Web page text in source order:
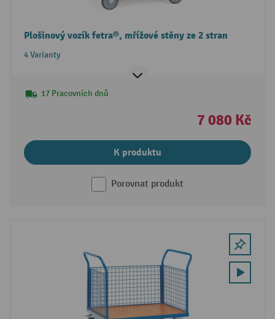
Plošinový vozík fetra®, mřížové stěny ze 2 stran
4 Varianty
17 Pracovních dnů
7 080 Kč
K produktu
Porovnat produkt